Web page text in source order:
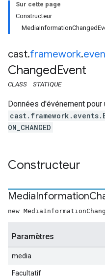
Sur cette page
Constructeur
cast.framework.
ChangedEvent
CLASS STATIQUE
Données d'événement pour
ON_CHANGED
Constructeur
MediaInformation
new
Paramètres
media
Facultatif